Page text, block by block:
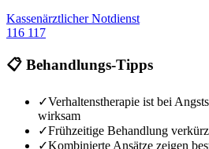
Kassenärztlicher Notdienst
116 117
📋 Behandlungs-Tipps
✓Verhaltenstherapie ist bei
wirksam
✓Frühzeitige Behandlung
✓Kombinierte Ansätze zeigen